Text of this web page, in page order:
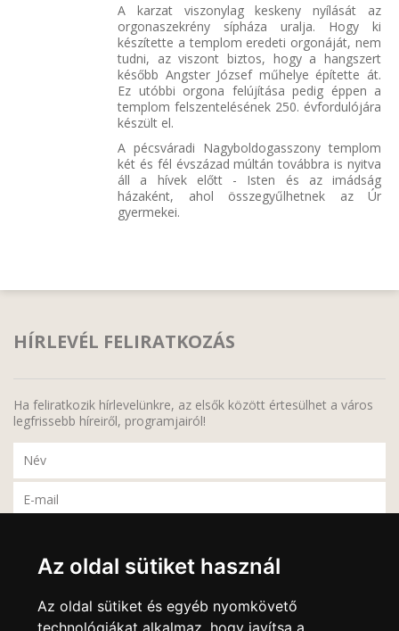
Az oldal sütiket használ
Az oldal sütiket és egyéb nyomkövető
technológiákat alkalmaz, hogy javítsa a
A karzat viszonylag keskeny nyílását az
orgonaszekrény sípháza uralja. Hogy ki
készítette a templom eredeti orgonáját, nem
tudni, az viszont biztos, hogy a hangszert
később Angster József műhelye építette át.
Ez utóbbi orgona felújítása pedig éppen a
templom felszentelésének 250. évfordulójára
készült el.
A pécsváradi Nagyboldogasszony templom
két és fél évszázad múltán továbbra is nyitva
áll a hívek előtt - Isten és az imádság
házaként, ahol összegyűlhetnek az Úr
gyermekei.
HÍRLEVÉL FELIRATKOZÁS
Ha feliratkozik hírlevelünkre, az elsők között értesülhet a város
legfrissebb híreiről, programjairól!